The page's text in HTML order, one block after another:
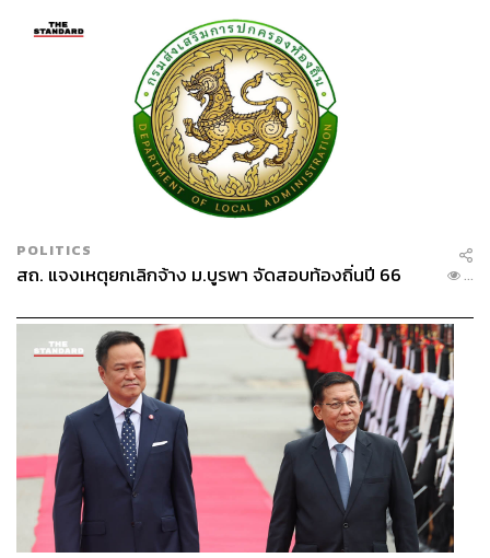
ABOUT THE AUTHOR
ผู้สนใจความเป็นไปทั่วโลก รักความสงบและ
ธรรมชาติ
POLITICS
สถ. แจงเหตุยกเลิกจ้าง ม.บูรพา จัดสอบท้องถิ่นปี 66 ...